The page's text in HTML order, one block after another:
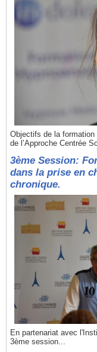
Objectifs de la
de l’Approche Centrée
3ème Session:
dans la prise en
chronique.
En partenariat avec
3ème session...